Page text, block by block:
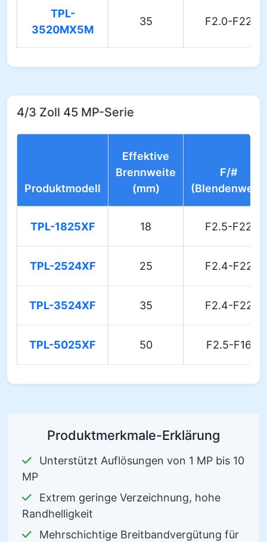
TPL-
3520MX5M
35 F2.0-F22
4/3 Zoll 45 MP-Serie
Produktmodell
Effektive
Brennweite
(mm)
F/#
(Blendenwert)
TPL-1825XF 18 F2.5-F22
TPL-2524XF 25 F2.4-F22
TPL-3524XF 35 F2.4-F22
TPL-5025XF 50 F2.5-F16
Produktmerkmale-Erklärung
Unterstützt Auflösungen von 1 MP bis 10
MP
Extrem geringe Verzeichnung, hohe
Randhelligkeit
Mehrschichtige Breitbandvergütung für